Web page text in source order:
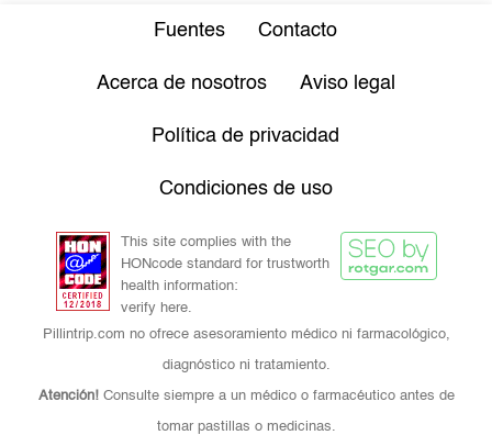
Fuentes Contacto
Acerca de nosotros Aviso legal
Política de privacidad
Condiciones de uso
This site complies with the
HONcode standard for trustworth
health information:
verify here.
Pillintrip.com no ofrece asesoramiento médico ni farmacológico,
diagnóstico ni tratamiento.
Atención!Consulte siempre a un médico o farmacéutico antes de
tomar pastillas o medicinas.